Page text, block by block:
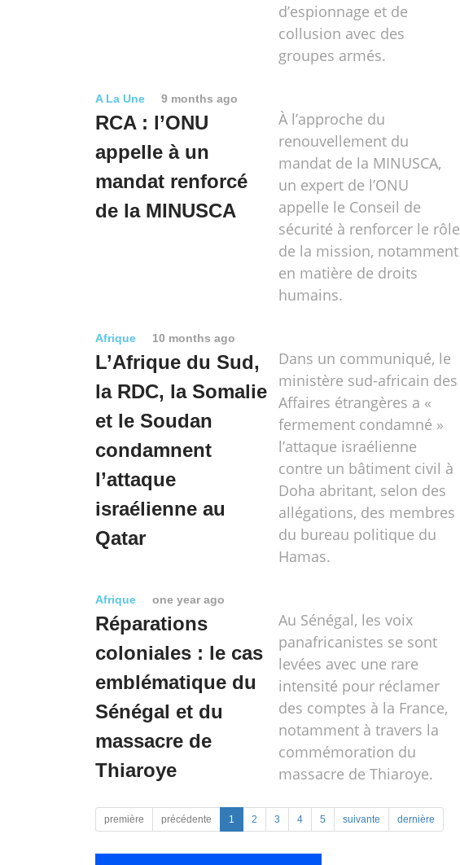
d’espionnage et de
collusion avec des
groupes armés.
A La Une 9 months ago
RCA : l’ONU
appelle à un
mandat renforcé
de la MINUSCA
À l’approche du
renouvellement du
mandat de la MINUSCA,
un expert de l’ONU
appelle le Conseil de
sécurité à renforcer le rôle
de la mission, notamment
en matière de droits
humains.
Afrique 10 months ago
L’Afrique du Sud,
la RDC, la Somalie
et le Soudan
condamnent
l’attaque
israélienne au
Qatar
Dans un communiqué, le
ministère sud-africain des
Affaires étrangères a «
fermement condamné »
l’attaque israélienne
contre un bâtiment civil à
Doha abritant, selon des
allégations, des membres
du bureau politique du
Hamas.
Afrique one year ago
Réparations
coloniales : le cas
emblématique du
Sénégal et du
massacre de
Thiaroye
Au Sénégal, les voix
panafricanistes se sont
levées avec une rare
intensité pour réclamer
des comptes à la France,
notamment à travers la
commémoration du
massacre de Thiaroye.
première précédente 1 2 3 4 5 suivante dernière